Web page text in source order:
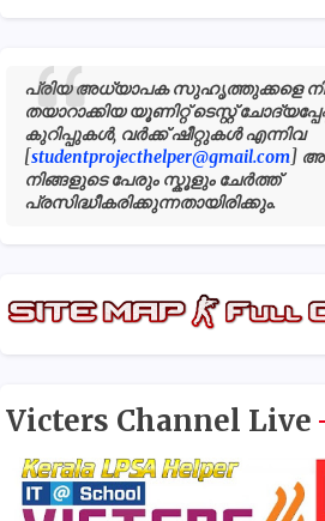
പ്രിയ അധ്യാപക സുഹൃത്തുക്കളെ
തയാറാക്കിയ യൂണിറ്റ് ടെസ്റ്റ്
കുറിപ്പുകൾ, വർക്ക് ഷീറ്റുകൾ എന്നിവ
[studentprojecthelper@gmail.com]
നിങ്ങളുടെ പേരും സ്കൂളും ചേർത്ത്
പ്രസിദ്ധീകരിക്കുന്നതായിരിക്കും.
Victers Channel Live